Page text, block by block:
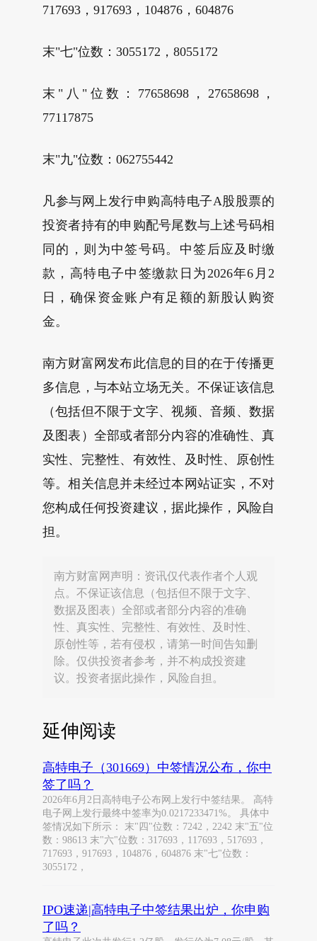
717693，917693，104876，604876
末"七"位数：3055172，8055172
末"八"位数：77658698，27658698，
77117875
末"九"位数：062755442
凡参与网上发行申购高特电子A股股票的
投资者持有的申购配号尾数与上述号码相
同的，则为中签号码。中签后应及时缴
款，高特电子中签缴款日为2026年6月2
日，确保资金账户有足额的新股认购资
金。
南方财富网发布此信息的目的在于传播更
多信息，与本站立场无关。不保证该信息
（包括但不限于文字、视频、音频、数据
及图表）全部或者部分内容的准确性、真
实性、完整性、有效性、及时性、原创性
等。相关信息并未经过本网站证实，不对
您构成任何投资建议，据此操作，风险自
担。
南方财富网声明：资讯仅代表作者个人观
点。不保证该信息（包括但不限于文字、
数据及图表）全部或者部分内容的准确
性、真实性、完整性、有效性、及时性、
原创性等，若有侵权，请第一时间告知删
除。仅供投资者参考，并不构成投资建
议。投资者据此操作，风险自担。
延伸阅读
高特电子（301669）中签情况公布，你中
签了吗？
2026年6月2日高特电子公布网上发行中签结果。 高特
电子网上发行最终中签率为0.0217233471%。 具体中
签情况如下所示： 末"四"位数：7242，2242 末"五"位
数：98613 末"六"位数：317693，117693，517693，
717693，917693，104876，604876 末"七"位数：
3055172，
IPO速递|高特电子中签结果出炉，你申购
了吗？